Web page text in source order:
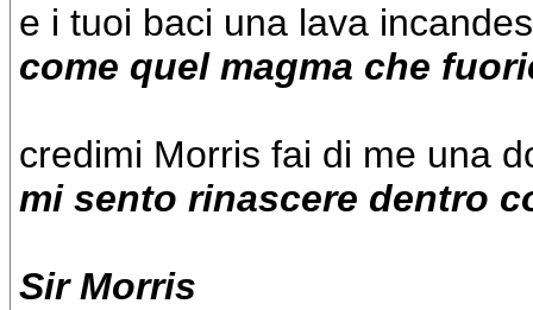
e i tuoi baci una lava
come quel magma che
credimi Morris fai di me una
mi sento rinascere dentro
Sir Morris